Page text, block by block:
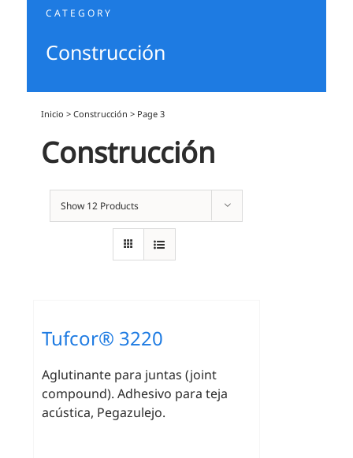
CATEGORY
Construcción
Inicio >Construcción > Page 3
Construcción
Show 12 Products
Tufcor® 3220
Aglutinante para juntas (joint
compound). Adhesivo para teja
acústica, Pegazulejo.